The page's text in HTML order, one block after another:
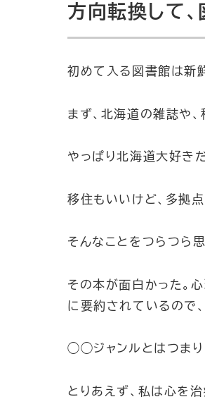
方向転換して、
初めて入る図書館は新
まず、北海道の雑誌や
やっぱり北海道大好きだ
移住もいいけど、多拠
そんなことをつらつら
その本が面白かった。
に要約されているので、
◯◯ジャンルとはつまり
とりあえず、私は心を